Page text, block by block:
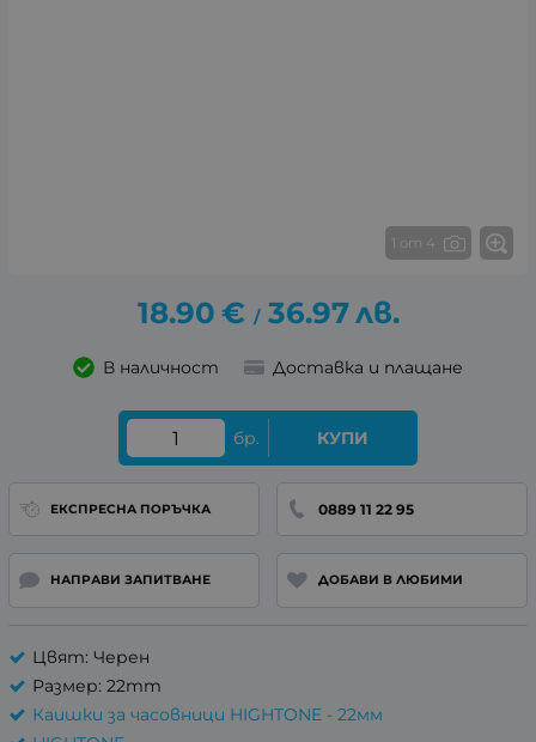
1 от 4
18.90 € / 36.97лв.
В наличност Доставка и плащане
бр. КУПИ
ЕКСПРЕСНА ПОРЪЧКА 0889 11 22 95
НАПРАВИ ЗАПИТВАНЕ ДОБАВИ В ЛЮБИМИ
Цвят: Черен
Размер: 22mm
Каишки за часовници HIGHTONE - 22мм